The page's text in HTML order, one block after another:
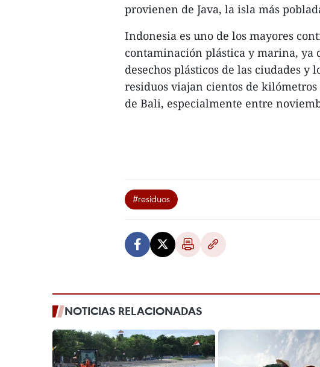
provienen de Java, la isla más
Indonesia es uno de los mayores
contaminación plástica y marina, ya
desechos plásticos de las ciudades y
residuos viajan cientos de
de Bali, especialmente entre
#residuos
NOTICIAS RELACIONADAS